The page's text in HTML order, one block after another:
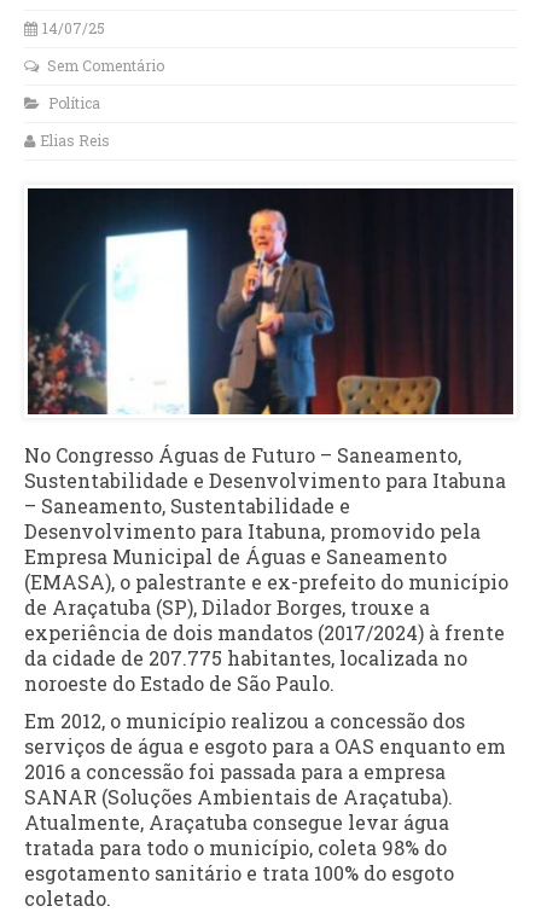
14/07/25
Sem Comentário
Política
Elias Reis
No Congresso Águas de Futuro – Saneamento,
Sustentabilidade e Desenvolvimento para Itabuna
– Saneamento, Sustentabilidade e
Desenvolvimento para Itabuna, promovido pela
Empresa Municipal de Águas e Saneamento
(EMASA), o palestrante e ex-prefeito do município
de Araçatuba (SP), Dilador Borges, trouxe a
experiência de dois mandatos (2017/2024) à frente
da cidade de 207.775 habitantes, localizada no
noroeste do Estado de São Paulo.
Em 2012, o município realizou a concessão dos
serviços de água e esgoto para a OAS enquanto em
2016 a concessão foi passada para a empresa
SANAR (Soluções Ambientais de Araçatuba).
Atualmente, Araçatuba consegue levar água
tratada para todo o município, coleta 98% do
esgotamento sanitário e trata 100% do esgoto
coletado.